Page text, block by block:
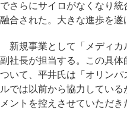
でさらにサイロがなくなり
融合された。大きな進歩を遂
新規事業として「メディカ
副社長が担当する。この具
ついて、平井氏は「オリン
ルでは以前から協力してい
メントを控えさせていただき